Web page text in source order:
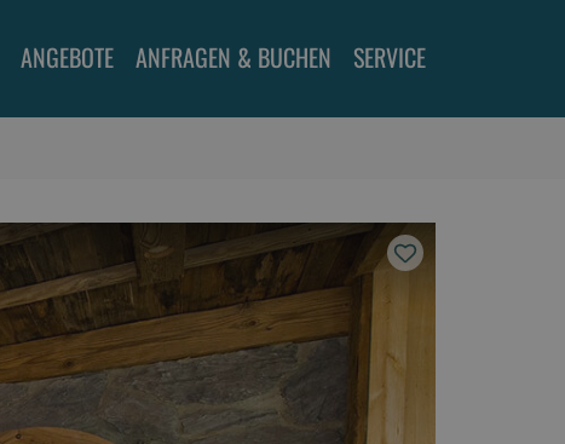
ANGEBOTE ANFRAGEN & BUCHEN SERVICE